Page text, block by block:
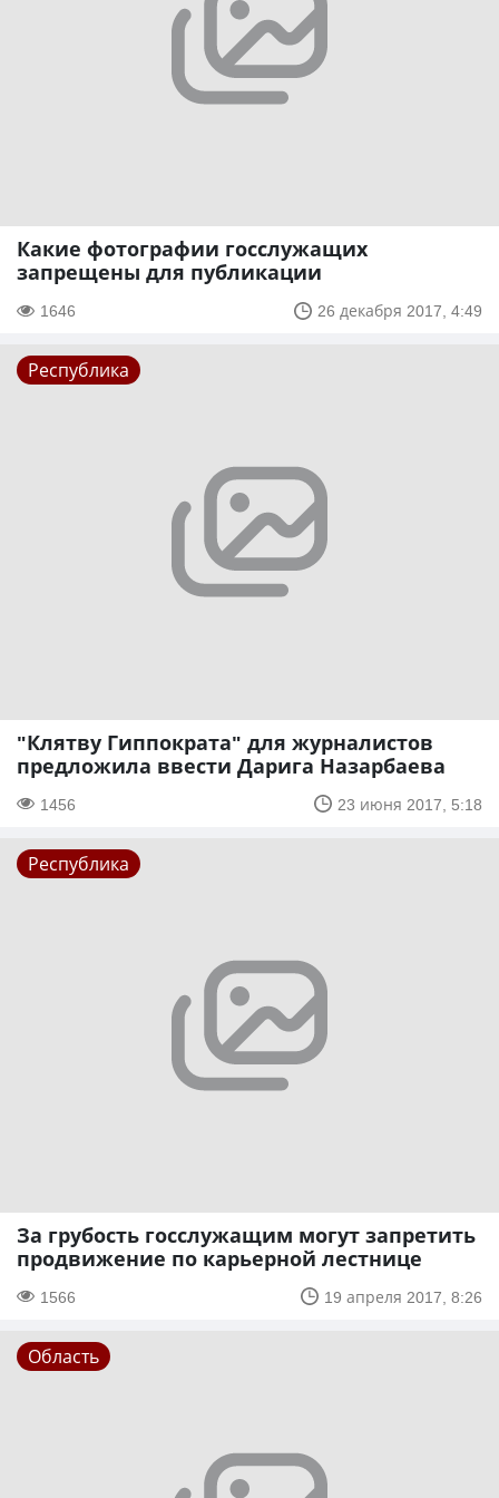
Какие фотографии госслужащих
запрещены для публикации
1646 26 декабря 2017, 4:49
Республика
"Клятву Гиппократа" для журналистов
предложила ввести Дарига Назарбаева
1456 23 июня 2017, 5:18
Республика
За грубость госслужащим могут запретить
продвижение по карьерной лестнице
1566 19 апреля 2017, 8:26
Область